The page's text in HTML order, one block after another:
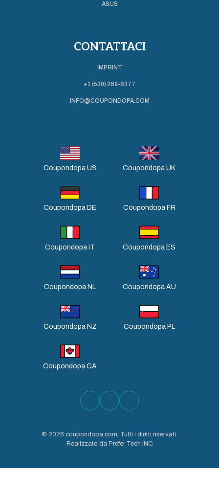
ASUS
CONTATTACI
IMPRINT
+1 (530) 269-6377
INFO@COUPONDOPA.COM
Coupondopa US Coupondopa UK
Coupondopa DE Coupondopa FR
Coupondopa IT Coupondopa ES
Coupondopa NL Coupondopa AU
Coupondopa NZ Coupondopa PL
Coupondopa CA
© 2026 coupondopa.com. Tutti i diritti riservati.
Realizzato da Prefer Tech INC